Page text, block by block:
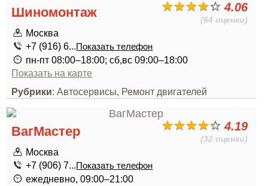
4.06
(64 оценки)
Шиномонтаж
Москва
+7 (916) 6...Показать телефон
пн-пт 08:00–18:00; сб,вс 09:00–18:00
Показать на карте
Рубрики: Автосервисы, Ремонт двигателей
4.19
(32 оценки)
ВагМастер
Москва
+7 (906) 7...Показать телефон
ежедневно, 09:00–21:00